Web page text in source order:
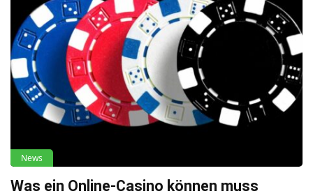
News
Was ein Online-Casino können muss